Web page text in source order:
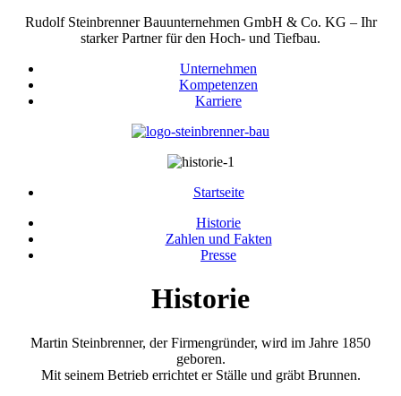
Rudolf Steinbrenner Bauunternehmen GmbH & Co. KG – Ihr
starker Partner für den Hoch- und Tiefbau.
Unternehmen
Kompetenzen
Karriere
Startseite
Historie
Zahlen und Fakten
Presse
Historie
Martin Steinbrenner, der Firmengründer, wird im Jahre 1850
geboren.
Mit seinem Betrieb errichtet er Ställe und gräbt Brunnen.